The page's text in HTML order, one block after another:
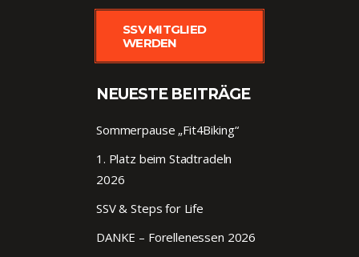
SSV MITGLIED
WERDEN
NEUESTE BEITRÄGE
Sommerpause „Fit4Biking“
1. Platz beim Stadtradeln
2026
SSV & Steps for Life
DANKE – Forellenessen 2026